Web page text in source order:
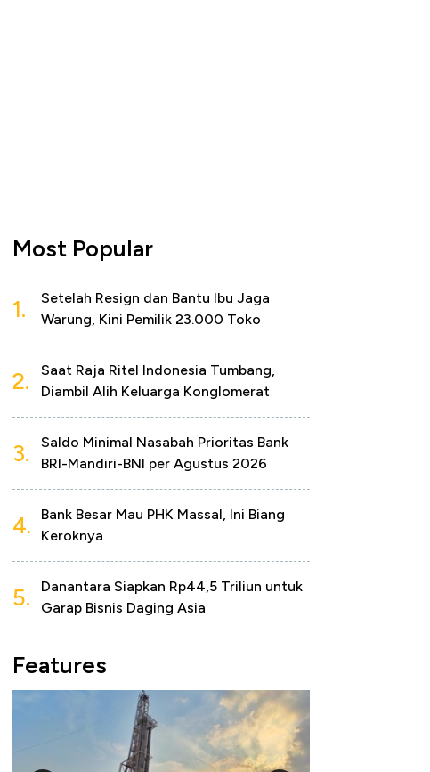
Most Popular
1.
Setelah Resign dan Bantu Ibu Jaga
Warung, Kini Pemilik 23.000 Toko
2.
Saat Raja Ritel Indonesia Tumbang,
Diambil Alih Keluarga Konglomerat
3.
Saldo Minimal Nasabah Prioritas Bank
BRI-Mandiri-BNI per Agustus 2026
4.
Bank Besar Mau PHK Massal, Ini Biang
Keroknya
5.
Danantara Siapkan Rp44,5 Triliun untuk
Garap Bisnis Daging Asia
Features